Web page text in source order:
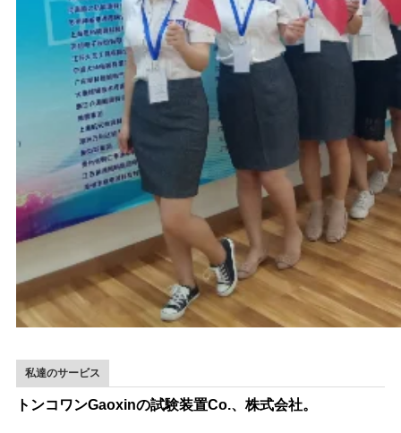
私達のサービス
トンコワンGaoxinの試験装置Co.、株式会社。